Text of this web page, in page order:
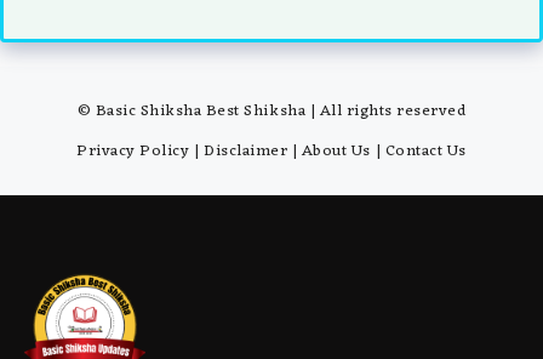
© Basic Shiksha Best Shiksha | All rights reserved
Privacy Policy |Disclaimer | About Us | Contact Us